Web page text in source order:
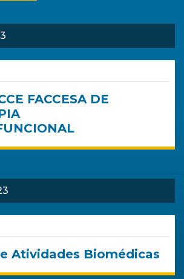
FACCESA DE
Atividades Biomédicas